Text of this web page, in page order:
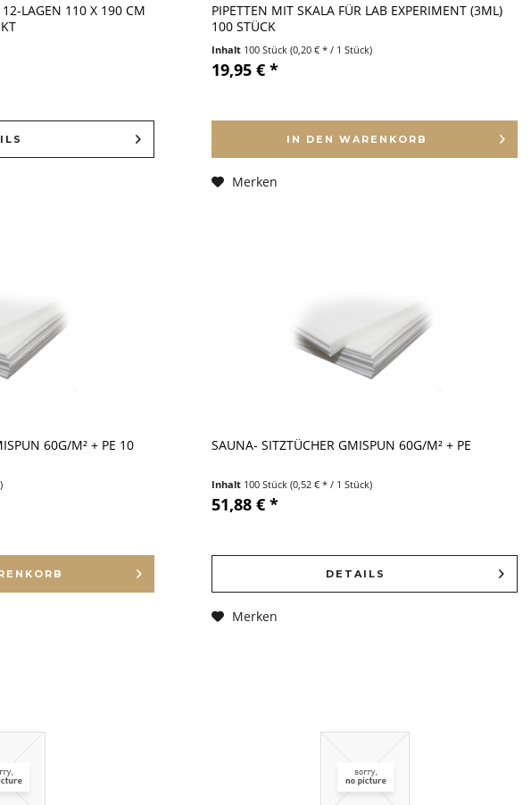
12-LAGEN 110 X 190 CM
PIPETTEN MIT SKALA FÜR LAB EXPERIMENT (3ML)
100 STÜCK
Inhalt 100 Stück(0,20 € * / 1 Stück)
19,95 € *
IN DEN WARENKORB
Merken
60G/M² + PE 10
SAUNA- SITZTÜCHER GMISPUN 60G/M² + PE
Inhalt 100 Stück(0,52 € * / 1 Stück)
51,88 € *
DETAILS
Merken